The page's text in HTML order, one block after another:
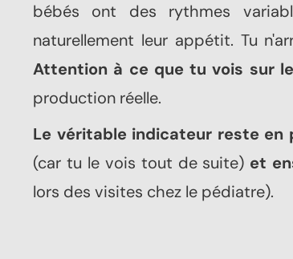
bébés ont des rythmes
naturellement leur appétit. Tu
Attention à ce que tu vois sur
production réelle.
Le véritable indicateur reste en
(car tu le vois tout de suite) et
lors des visites chez le pédiatre).